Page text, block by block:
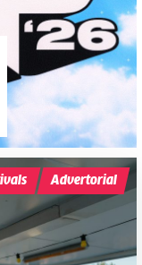
Advertorial